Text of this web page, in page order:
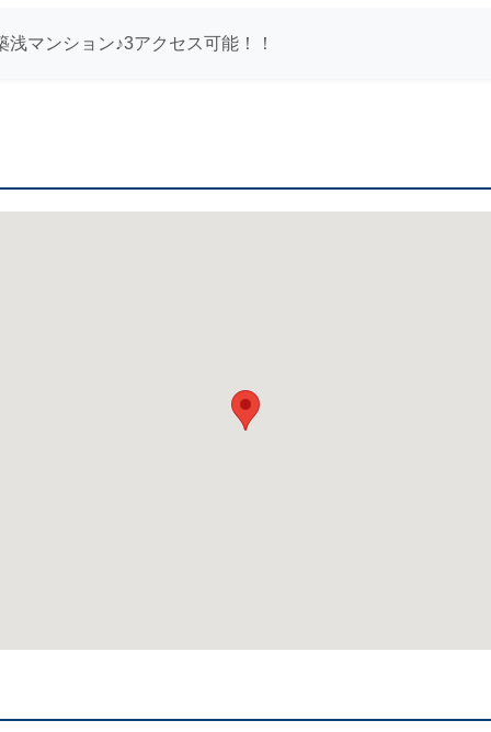
マンション♪3アクセス可能！！